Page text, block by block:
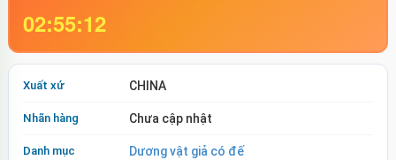
02:55:11
Xuất xứ CHINA
Nhãn hàng Chưa cập nhật
Danh mục Dương vật giả có đế